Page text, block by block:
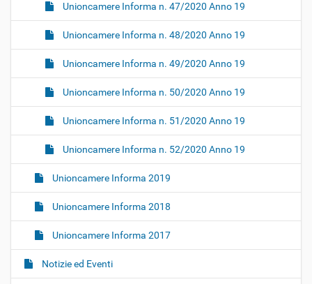
Unioncamere Informa n. 47/2020 Anno 19
Unioncamere Informa n. 48/2020 Anno 19
Unioncamere Informa n. 49/2020 Anno 19
Unioncamere Informa n. 50/2020 Anno 19
Unioncamere Informa n. 51/2020 Anno 19
Unioncamere Informa n. 52/2020 Anno 19
Unioncamere Informa 2019
Unioncamere Informa 2018
Unioncamere Informa 2017
Notizie ed Eventi